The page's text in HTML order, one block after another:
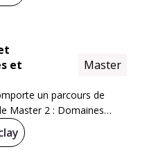
et
Master
un parcours de
Master 2 : Domaines
enseignants anglicistes